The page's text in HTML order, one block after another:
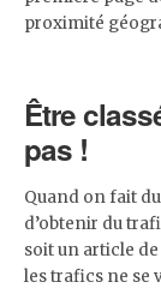
proximité
Être
pas !
Quand on fait du
d’obtenir du
soit un article
les trafics ne se